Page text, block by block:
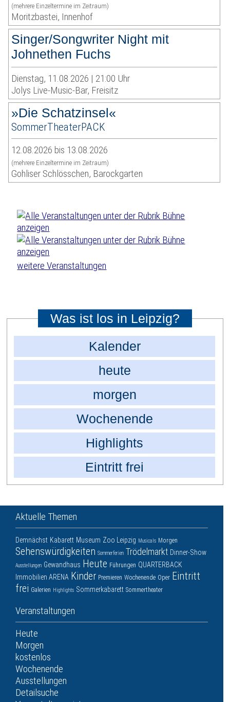
(mehrere Einzeltermine im Zeitraum)
Moritzbastei, Innenhof
Singer/Songwriter Night mit
Johnethen Fuchs
Dienstag, 11.08.2026 | 21:00 Uhr
Jolys Live-Music-Bar, Freisitz
»Die Schatzinsel«
SommerTheaterPACK
12.08.2026 bis 13.08.2026
(mehrere Einzeltermine im Zeitraum)
Gohliser Schlösschen, Barockgarten
weitere Veranstaltungen
Was ist los in Leipzig?
Kalender
heute
morgen
Wochenende
Highlights
Eintritt frei
Aktuelle Themen
Demnächst Kabarett Museum Zoo Leipzig Musicals Morgen
Sehenswürdigkeiten Sommerferien Trödelmarkt Dinner-Show
Ausstellungen Gewandhaus Heute Führungen QUARTERBACK
Immobilien ARENA Kinder Premieren Wochenende Oper Eintritt
frei Galerien Highlights Sommerkabarett Sommertheater
Veranstaltungen
Heute
Morgen
kostenlos
Wochenende
Ausstellungen
Detailsuche